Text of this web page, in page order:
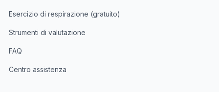
Esercizio di respirazione (gratuito)
Strumenti di valutazione
FAQ
Centro assistenza